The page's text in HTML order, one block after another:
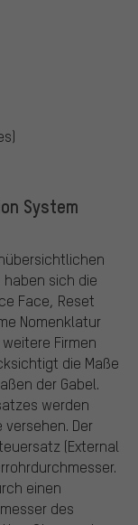
System
sich die
Face, Reset
Nomenklatur
Firmen
die Maße
der Gabel.
werden
Der
(External
einen
des